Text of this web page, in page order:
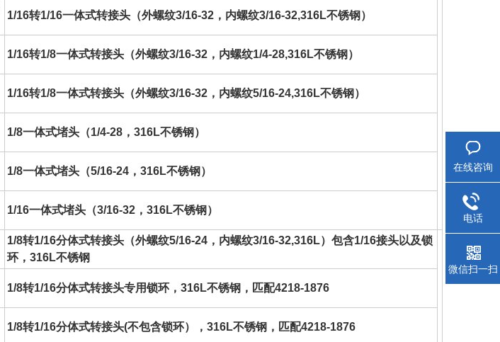
1/16转1/16一体式转接头（外螺纹3/16-32，内螺纹3/16-32,316L不锈钢）
1/16转1/8一体式转接头（外螺纹3/16-32，内螺纹1/4-28,316L不锈钢）
1/16转1/8一体式转接头（外螺纹3/16-32，内螺纹5/16-24,316L不锈钢）
1/8一体式堵头（1/4-28，316L不锈钢）
1/8一体式堵头（5/16-24，316L不锈钢）
1/16一体式堵头（3/16-32，316L不锈钢）
1/8转1/16分体式转接头（外螺纹5/16-24，内螺纹3/16-32,316L）包含1/16接头以及锁
环，316L不锈钢
1/8转1/16分体式转接头专用锁环，316L不锈钢，匹配4218-1876
1/8转1/16分体式转接头(不包含锁环），316L不锈钢，匹配4218-1876
在线咨询
电话
微信扫一扫